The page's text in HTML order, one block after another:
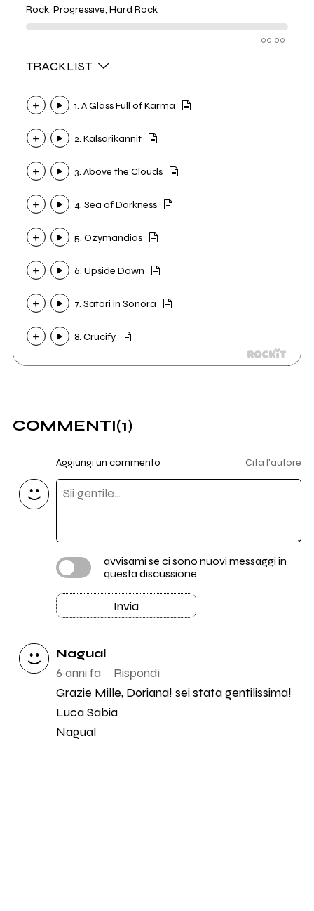
Rock, Progressive, Hard Rock
00:00
TRACKLIST
1. A Glass Full of Karma
2. Kalsarikannit
3. Above the Clouds
4. Sea of Darkness
5. Ozymandias
6. Upside Down
7. Satori in Sonora
8. Crucify
COMMENTI(1)
Aggiungi un commento Cita l'autore
avvisami se ci sono nuovi messaggi in
questa discussione
Invia
Nagual
6 anni fa
Rispondi
Grazie Mille, Doriana! sei stata gentilissima!
Luca Sabia
Nagual